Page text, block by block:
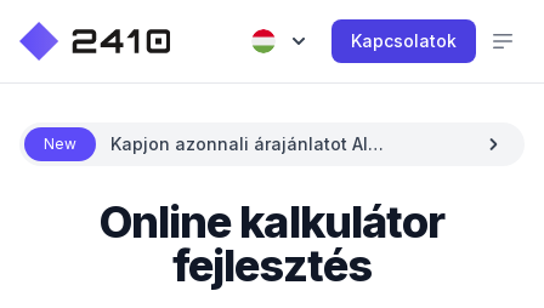
Kapcsolatok
New
Kapjon azonnali árajánlatot AI
Online kalkulátor
fejlesztés